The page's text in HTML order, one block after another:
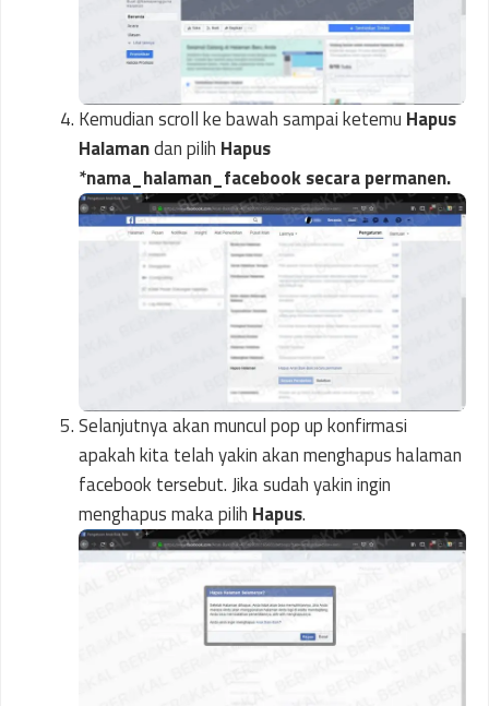
Kemudian scroll ke bawah sampai ketemu Hapus
Halamandan pilih Hapus
*nama_halaman_facebook secara permanen.
Selanjutnya akan muncul pop up konfirmasi
apakah kita telah yakin akan menghapus halaman
facebook tersebut. Jika sudah yakin ingin
menghapus maka pilih Hapus.